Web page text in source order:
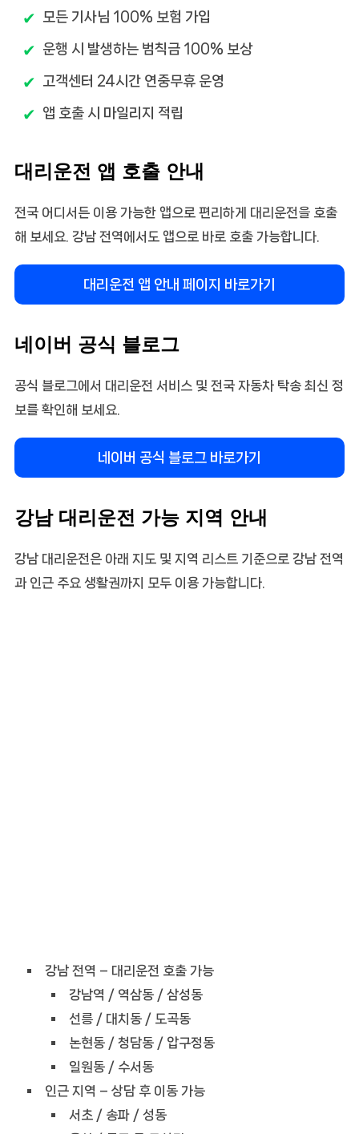
모든 기사님 100% 보험 가입
운행 시 발생하는 범칙금 100% 보상
고객센터 24시간 연중무휴 운영
앱 호출 시 마일리지 적립
대리운전 앱 호출 안내
전국 어디서든 이용 가능한 앱으로 편리하게 대리운전을 호출
해 보세요. 강남 전역에서도 앱으로 바로 호출 가능합니다.
대리운전 앱 안내 페이지 바로가기
네이버 공식 블로그
공식 블로그에서 대리운전 서비스 및 전국 자동차 탁송 최신 정
보를 확인해 보세요.
네이버 공식 블로그 바로가기
강남 대리운전 가능 지역 안내
강남 대리운전은 아래 지도 및 지역 리스트 기준으로 강남 전역
과 인근 주요 생활권까지 모두 이용 가능합니다.
강남 전역 – 대리운전 호출 가능
강남역 / 역삼동 / 삼성동
선릉 / 대치동 / 도곡동
논현동 / 청담동 / 압구정동
일원동 / 수서동
인근 지역 – 상담 후 이동 가능
서초 / 송파 / 성동